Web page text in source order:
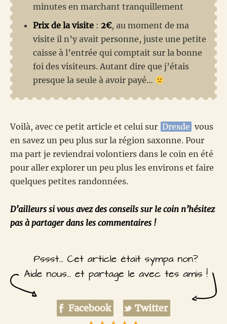
minutes en marchant tranquillement
Prix de la visite : 2€, au moment de ma
visite il n’y avait personne, juste une petite
caisse à l’entrée qui comptait sur la bonne
foi des visiteurs. Autant dire que j’étais
presque la seule à avoir payé…
Voilà, avec ce petit article et celui sur Dresde vous
en savez un peu plus sur la région saxonne. Pour
ma part je reviendrai volontiers dans le coin en été
pour aller explorer un peu plus les environs et faire
quelques petites randonnées.
D’ailleurs si vous avez des conseils sur le coin n’hésitez
pas à partager dans les commentaires !
Facebook Twitter